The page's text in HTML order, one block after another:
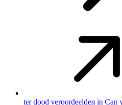
ter dood veroordeelden in Can